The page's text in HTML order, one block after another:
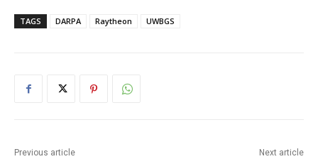
TAGS DARPA Raytheon UWBGS
Previous article Next article